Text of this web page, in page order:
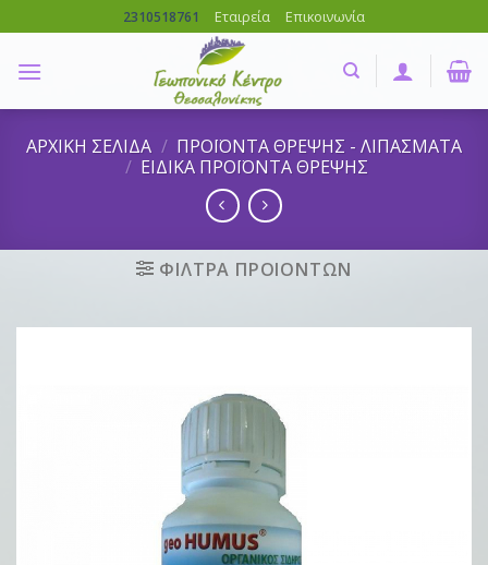
to
content
2310518761 Εταιρεία Επικοινωνία
ΑΡΧΙΚΗ ΣΕΛΙΔΑ / ΠΡΟΪΟΝΤΑ ΘΡΕΨΗΣ - ΛΙΠΑΣΜΑΤΑ
/ ΕΙΔΙΚΑ ΠΡΟΪΟΝΤΑ ΘΡΕΨΗΣ
ΦΙΛΤΡΑ ΠΡΟΙΟΝΤΩΝ